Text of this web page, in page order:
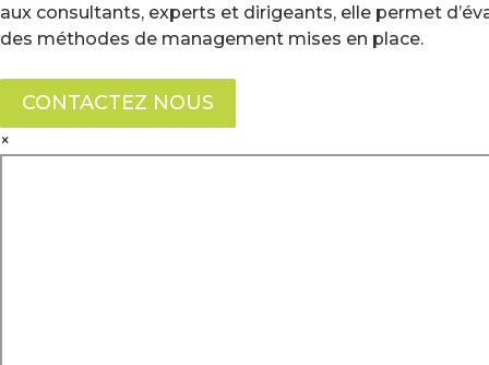
aux consultants, experts et dirigeants, elle permet
des méthodes de management mises en place.
CONTACTEZ NOUS
×